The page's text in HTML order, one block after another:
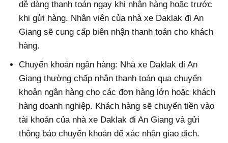
dễ dàng thanh toán ngay khi nhận hàng hoặc trước
khi gửi hàng. Nhân viên của nhà xe Daklak đi An
Giang sẽ cung cấp biên nhận thanh toán cho khách
hàng.
Chuyển khoản ngân hàng: Nhà xe Daklak đi An
Giang thường chấp nhận thanh toán qua chuyển
khoản ngân hàng cho các đơn hàng lớn hoặc khách
hàng doanh nghiệp. Khách hàng sẽ chuyển tiền vào
tài khoản của nhà xe Daklak đi An Giang và gửi
thông báo chuyển khoản để xác nhận giao dịch.